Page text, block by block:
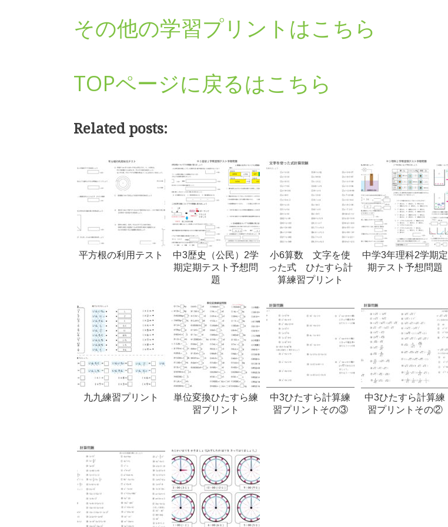
その他の学習プリントはこちら
TOPページに戻るはこちら
Related posts:
平方根の利用テスト
中3歴史（公民）2学
期定期テスト予想問
題
小6算数 文字を使
った式 ひたすら計
算練習プリント
中学3年理科2学期定
期テスト予想問題
九九練習プリント
単位変換ひたすら練
習プリント
中3ひたすら計算練
習プリントその③
中3ひたすら計算練
習プリントその②